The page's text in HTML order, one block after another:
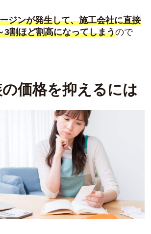
ジンが発生して、施工会社に直接
3割ほど割高になってしまうので
価格を抑えるには